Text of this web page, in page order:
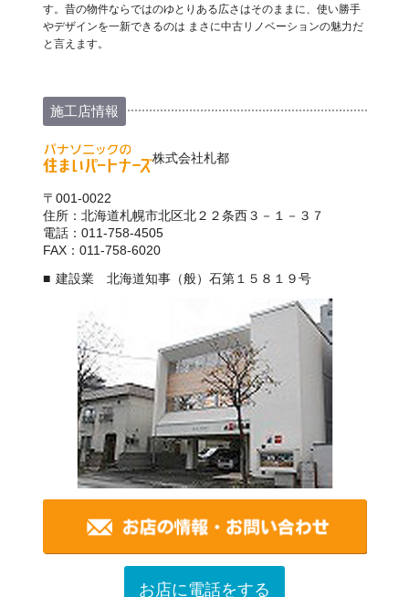
す。昔の物件ならではのゆとりある広さはそのままに、使い勝手
やデザインを一新できるのは まさに中古リノベーションの魅力だ
と言えます。
施工店情報
株式会社札都
〒001-0022
住所：北海道札幌市北区北２２条西３－１－３７
電話：011-758-4505
FAX：011-758-6020
建設業 北海道知事（般）石第１５８１９号
お店に電話をする